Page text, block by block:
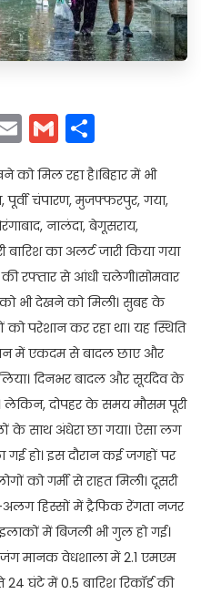
EmailGmail
को मिल रहा है।बिहार में भी
पूर्वी चंपारण, मुजफ्फरपुर, गया,
नालंदा, बेगूसराय,
का अलर्ट जारी किया गया
की रफ्तार से आंधी चलेगी।सोमवार
भी देखने को मिली। सुबह के
परेशान कर रहा था। यह स्थिति
में एकदम से बादल छाए और
दिनभर बादल और सूर्यदेव के
लेकिन, दोपहर के समय मौसम पूरी
के साथ अंधेरा छा गया। ऐसा लग
गई हो। इस दौरान कई जगहों पर
को गर्मी से राहत मिली। दूसरी
हिस्सों में ट्रैफिक रेंगता नजर
में बिजली भी गुल हो गई।
मानक वेधशाला में 2.1 एमएम
घंटे में 0.5 बारिश रिकॉर्ड की